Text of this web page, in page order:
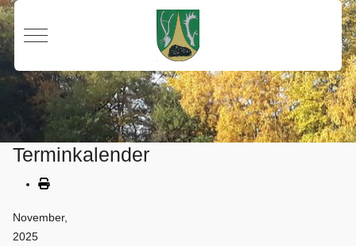
Mobile Menu Toggle
Terminkalender
November,
2025